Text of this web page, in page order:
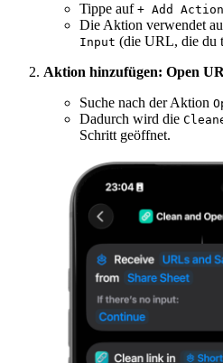
Tippe auf + Add Action
Die Aktion verwendet
Input (die URL, die du
Aktion hinzufügen: Open
Suche nach der Aktion
Dadurch wird die
Schritt geöffnet.